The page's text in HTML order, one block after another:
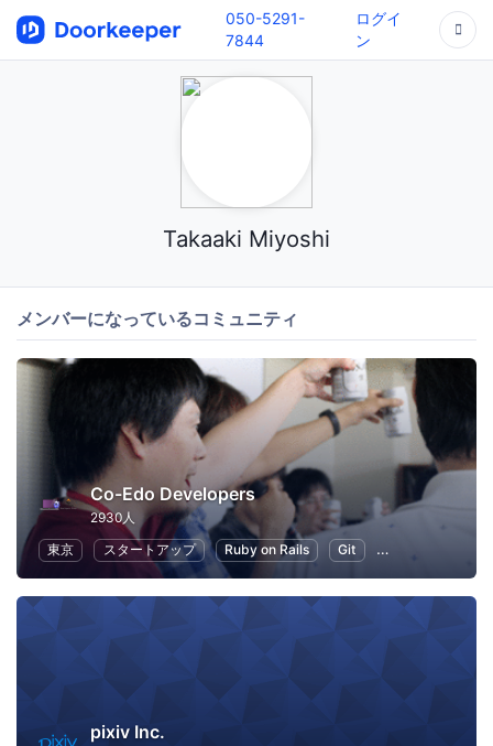
050-5291-
7844
ログイ
ン
Takaaki Miyoshi
メンバーになっているコミュニティ
Co-Edo Developers
2930人
東京
スタートアップ Ruby on Rails Git プログラミング
pixiv Inc.